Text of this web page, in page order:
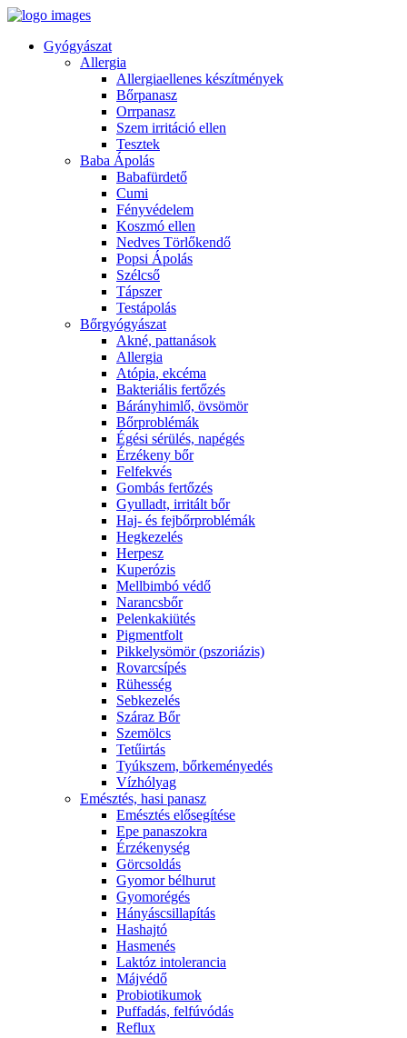
Gyógyászat
Allergia
Allergiaellenes készítmények
Bőrpanasz
Orrpanasz
Szem irritáció ellen
Tesztek
Baba Ápolás
Babafürdető
Cumi
Fényvédelem
Koszmó ellen
Nedves Törlőkendő
Popsi Ápolás
Szélcső
Tápszer
Testápolás
Bőrgyógyászat
Akné, pattanások
Allergia
Atópia, ekcéma
Bakteriális fertőzés
Bárányhimlő, övsömör
Bőrproblémák
Égési sérülés, napégés
Érzékeny bőr
Felfekvés
Gombás fertőzés
Gyulladt, irritált bőr
Haj- és fejbőrproblémák
Hegkezelés
Herpesz
Kuperózis
Mellbimbó védő
Narancsbőr
Pelenkakiütés
Pigmentfolt
Pikkelysömör (pszoriázis)
Rovarcsípés
Rühesség
Sebkezelés
Száraz Bőr
Szemölcs
Tetűirtás
Tyúkszem, bőrkeményedés
Vízhólyag
Emésztés, hasi panasz
Emésztés elősegítése
Epe panaszokra
Érzékenység
Görcsoldás
Gyomor bélhurut
Gyomorégés
Hányáscsillapítás
Hashajtó
Hasmenés
Laktóz intolerancia
Májvédő
Probiotikumok
Puffadás, felfúvódás
Reflux